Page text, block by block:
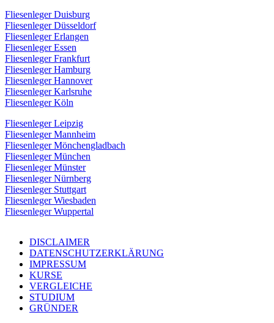
Fliesenleger Duisburg
Fliesenleger Düsseldorf
Fliesenleger Erlangen
Fliesenleger Essen
Fliesenleger Frankfurt
Fliesenleger Hamburg
Fliesenleger Hannover
Fliesenleger Karlsruhe
Fliesenleger Köln
Fliesenleger Leipzig
Fliesenleger Mannheim
Fliesenleger Mönchengladbach
Fliesenleger München
Fliesenleger Münster
Fliesenleger Nürnberg
Fliesenleger Stuttgart
Fliesenleger Wiesbaden
Fliesenleger Wuppertal
DISCLAIMER
DATENSCHUTZERKLÄRUNG
IMPRESSUM
KURSE
VERGLEICHE
STUDIUM
GRÜNDER